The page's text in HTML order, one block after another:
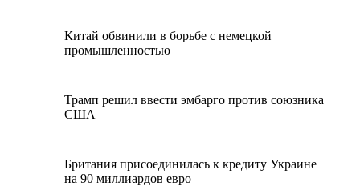
Китай обвинили в борьбе с немецкой
промышленностью
Трамп решил ввести эмбарго против союзника
США
Британия присоединилась к кредиту Украине
на 90 миллиардов евро